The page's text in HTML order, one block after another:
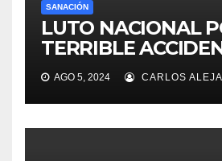
SANACIÓN
LUTO NACIONAL
TERRIBLE
AGO 5, 2024 CARLOS